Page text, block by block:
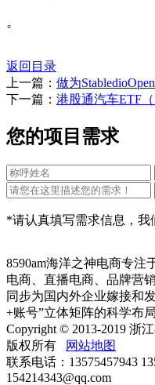
。
返回目录
上一篇： 做为
下一篇： 港股通汽车ETF
您的项目需求
*请认真填写需求信息，我
8590am海洋之神电商专注
电商、直播电商、品牌营
同步为国内外企业嫁接和
+账号”立体矩阵的科学布
Copyright © 2013-2019 浙
版权所有
网站地图
联系电话：13575457943
154214343@qq.com